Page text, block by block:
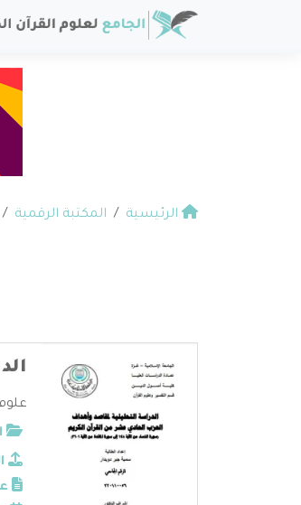
الرئيسية المكتبة الرقمية